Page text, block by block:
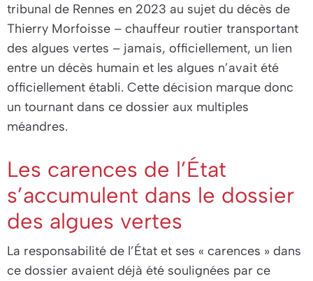
tribunal de Rennes en 2023 au sujet du décès de
Thierry Morfoisse – chauffeur routier transportant
des algues vertes – jamais, officiellement, un lien
entre un décès humain et les algues n’avait été
officiellement établi. Cette décision marque donc
un tournant dans ce dossier aux multiples
méandres.
Les carences de l’État
s’accumulent dans le dossier
des algues vertes
La responsabilité de l’État et ses « carences » dans
ce dossier avaient déjà été soulignées par ce